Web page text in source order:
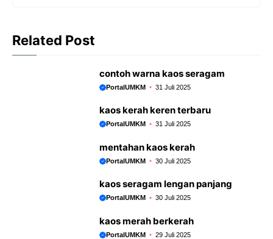
k
p
e
m
Related Post
contoh warna kaos seragam
PortalUMKM 31 Juli 2025
kaos kerah keren terbaru
PortalUMKM 31 Juli 2025
mentahan kaos kerah
PortalUMKM 30 Juli 2025
kaos seragam lengan panjang
PortalUMKM 30 Juli 2025
kaos merah berkerah
PortalUMKM 29 Juli 2025